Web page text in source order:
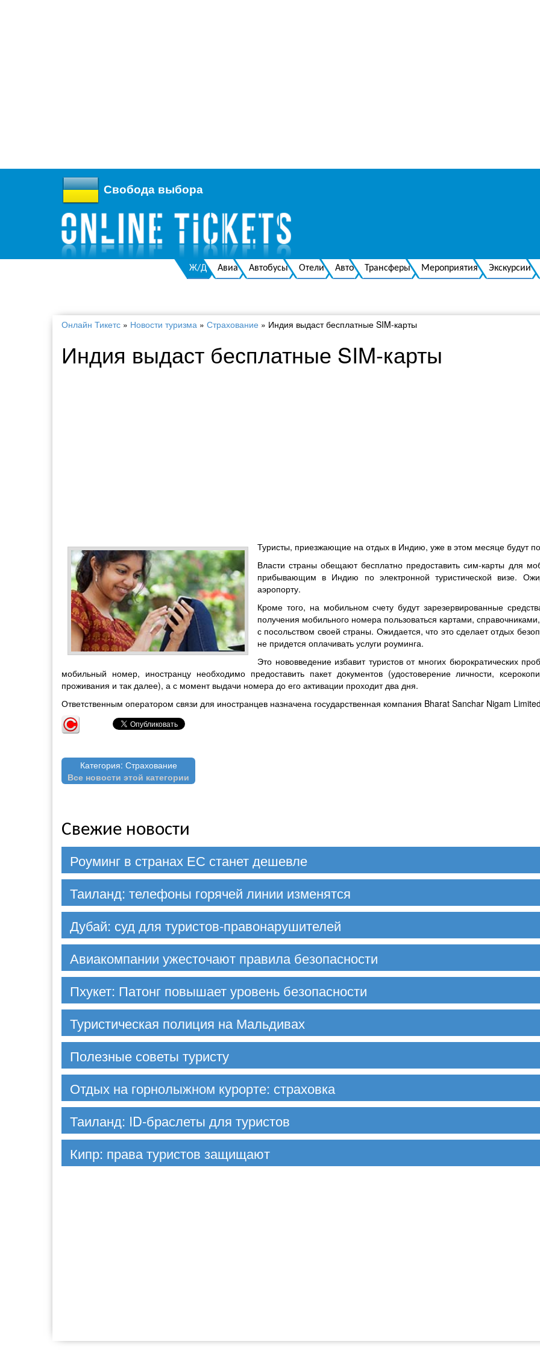
Свобода выбора
Ж/Д Авиа Автобусы Отели Авто Трансферы Мероприятия Экскурсии
Онлайн Тикетс » Новости туризма » Страхование » Индия выдаст бесплатные SIM-карты
Индия выдаст бесплатные SIM-карты
Туристы, приезжающие на отдых в Индию, уже в этом месяце будут
Власти страны обещают бесплатно предоставить сим-карты для
прибывающим в Индию по электронной туристической визе.
аэропорту.
Кроме того, на мобильном счету будут зарезервированные
получения мобильного номера пользоваться картами,
с посольством своей страны. Ожидается, что это сделает отдых
не придется оплачивать услуги роуминга.
Это нововведение избавит туристов от многих бюрократических
мобильный номер, иностранцу необходимо предоставить пакет документов (удостоверение личности,
проживания и так далее), а с момент выдачи номера до его активации проходит два дня.
Ответственным оператором связи для иностранцев назначена государственная компания Bharat Sanchar Nigam
Категория: Страхование
Все новости этой категории
Свежие новости
Роуминг в странах ЕС станет дешевле
Таиланд: телефоны горячей линии изменятся
Дубай: суд для туристов-правонарушителей
Авиакомпании ужесточают правила безопасности
Пхукет: Патонг повышает уровень безопасности
Туристическая полиция на Мальдивах
Полезные советы туристу
Отдых на горнолыжном курорте: страховка
Таиланд: ID-браслеты для туристов
Кипр: права туристов защищают